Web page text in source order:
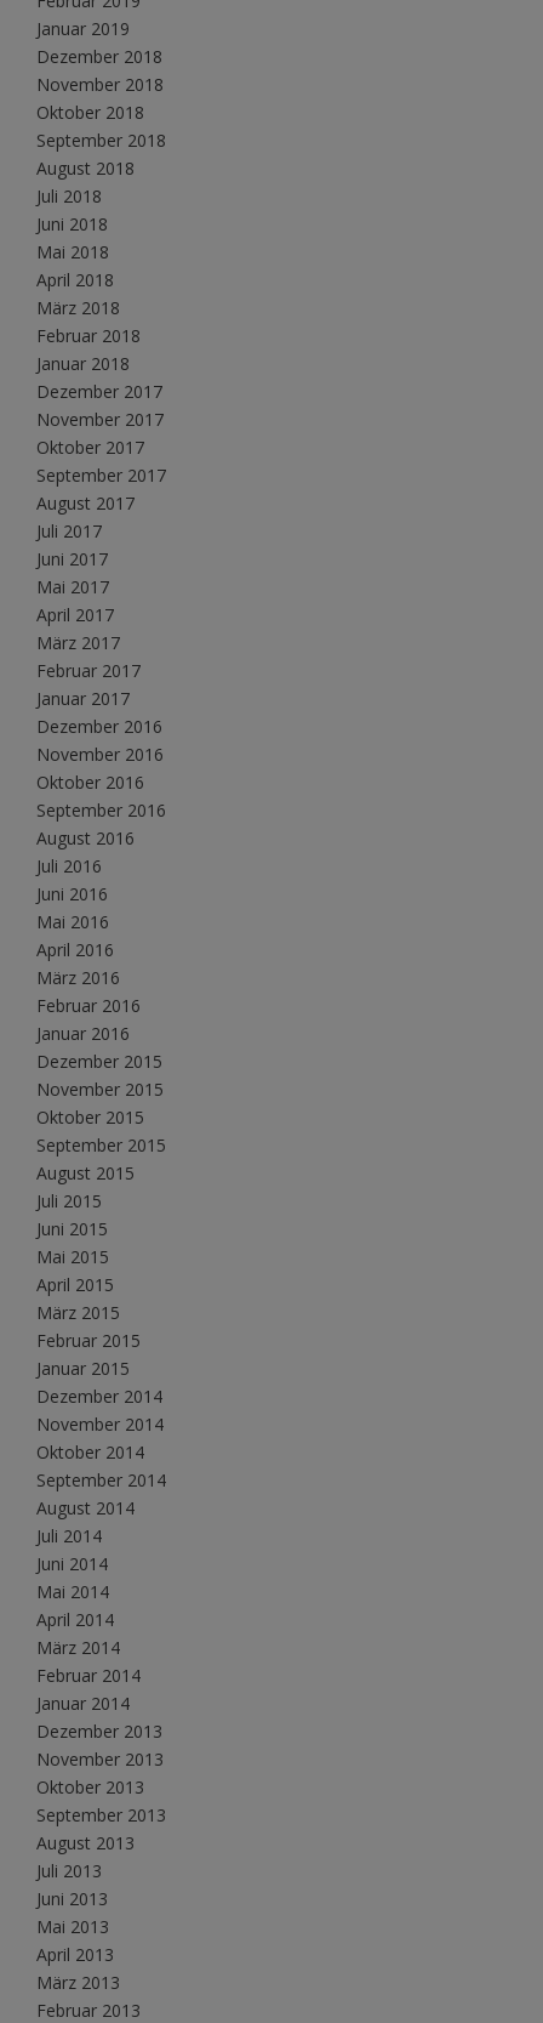
Januar 2019
Dezember 2018
November 2018
Oktober 2018
September 2018
August 2018
Juli 2018
Juni 2018
Mai 2018
April 2018
März 2018
Februar 2018
Januar 2018
Dezember 2017
November 2017
Oktober 2017
September 2017
August 2017
Juli 2017
Juni 2017
Mai 2017
April 2017
März 2017
Februar 2017
Januar 2017
Dezember 2016
November 2016
Oktober 2016
September 2016
August 2016
Juli 2016
Juni 2016
Mai 2016
April 2016
März 2016
Februar 2016
Januar 2016
Dezember 2015
November 2015
Oktober 2015
September 2015
August 2015
Juli 2015
Juni 2015
Mai 2015
April 2015
März 2015
Februar 2015
Januar 2015
Dezember 2014
November 2014
Oktober 2014
September 2014
August 2014
Juli 2014
Juni 2014
Mai 2014
April 2014
März 2014
Februar 2014
Januar 2014
Dezember 2013
November 2013
Oktober 2013
September 2013
August 2013
Juli 2013
Juni 2013
Mai 2013
April 2013
März 2013
Februar 2013